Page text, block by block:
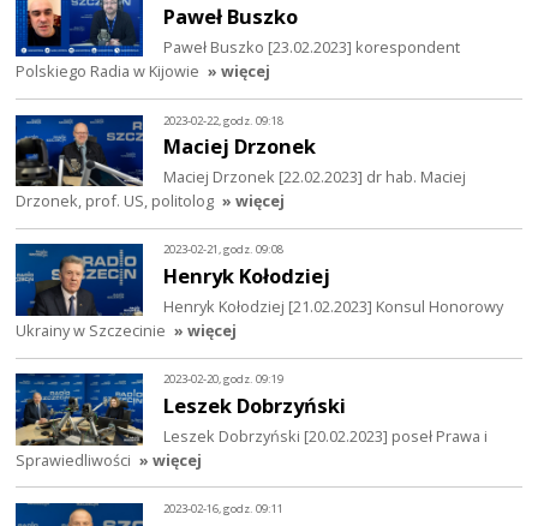
Paweł Buszko
Paweł Buszko [23.02.2023] korespondent
Polskiego Radia w Kijowie » więcej
2023-02-22, godz. 09:18
Maciej Drzonek
Maciej Drzonek [22.02.2023] dr hab. Maciej
Drzonek, prof. US, politolog » więcej
2023-02-21, godz. 09:08
Henryk Kołodziej
Henryk Kołodziej [21.02.2023] Konsul Honorowy
Ukrainy w Szczecinie » więcej
2023-02-20, godz. 09:19
Leszek Dobrzyński
Leszek Dobrzyński [20.02.2023] poseł Prawa i
Sprawiedliwości » więcej
2023-02-16, godz. 09:11